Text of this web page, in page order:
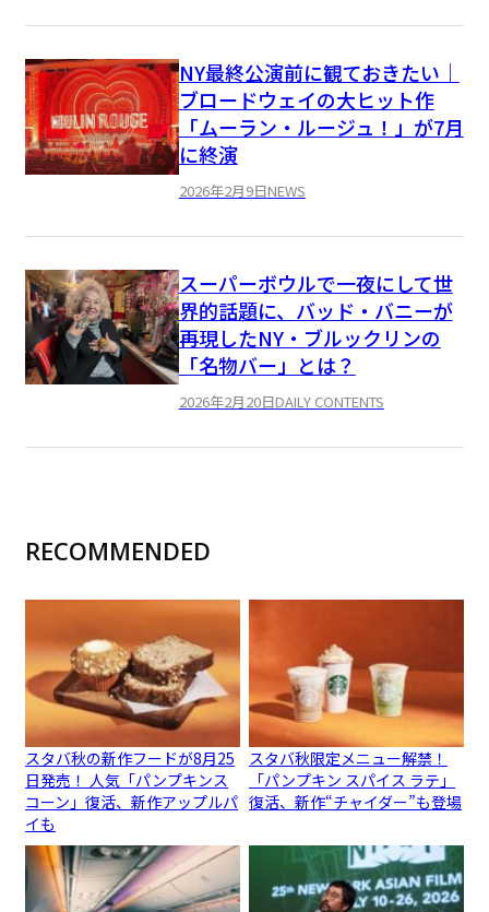
NY最終公演前に観ておきたい｜
ブロードウェイの大ヒット作
「ムーラン・ルージュ！」が7月
に終演
2026年2月9日NEWS
スーパーボウルで一夜にして世
界的話題に、バッド・バニーが
再現したNY・ブルックリンの
「名物バー」とは？
2026年2月20日DAILY CONTENTS
RECOMMENDED
スタバ秋の新作フードが8月25
日発売！ 人気「パンプキンス
コーン」復活、新作アップルパ
イも
スタバ秋限定メニュー解禁！
「パンプキン スパイス ラテ」
復活、新作“チャイダー”も登場